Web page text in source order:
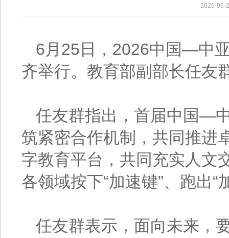
2026-06-
6月25日，2026中国—中
齐举行。教育部副部长任友
任友群指出，首届中国—
筑紧密合作机制，共同推进
字教育平台，共同充实人文
各领域按下“加速键”、跑出“
任友群表示，面向未来，